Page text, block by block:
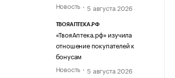
Новость
5 августа 2026
ТВОЯАПТЕКА.РФ
«ТвояАптека.рф» изучила
отношение покупателей к
бонусам
Новость
5 августа 2026